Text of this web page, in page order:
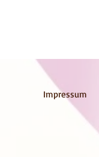
Impressum